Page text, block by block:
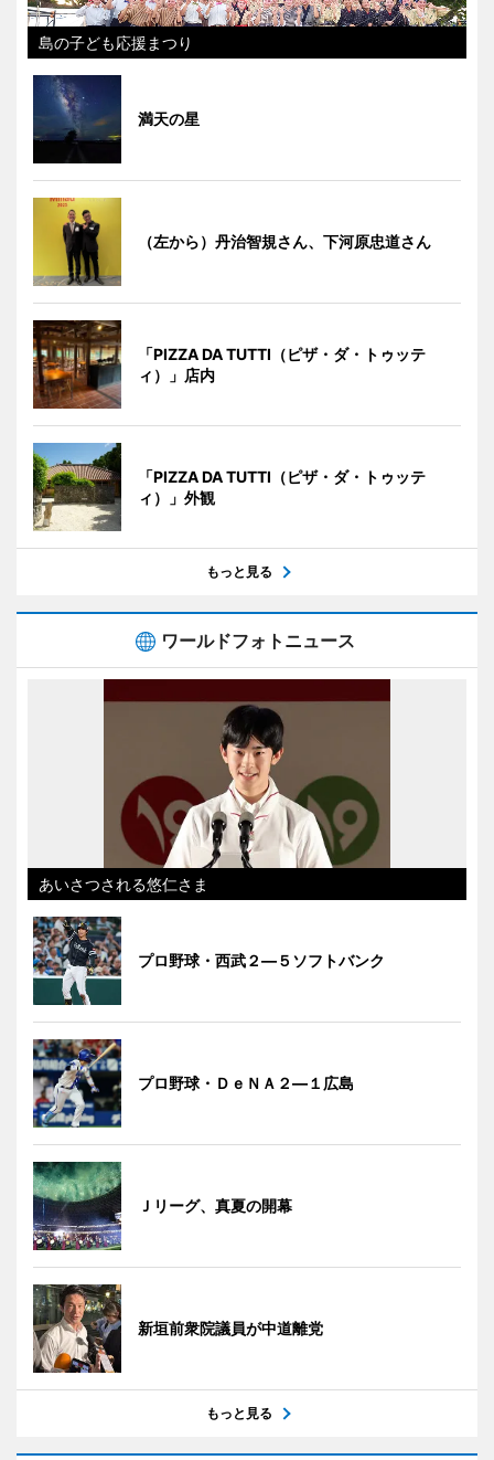
島の子ども応援まつり
満天の星
（左から）丹治智規さん、下河原忠道さん
「PIZZA DA TUTTI（ピザ・ダ・トゥッテ
ィ）」店内
「PIZZA DA TUTTI（ピザ・ダ・トゥッテ
ィ）」外観
もっと見る
ワールドフォトニュース
あいさつされる悠仁さま
プロ野球・西武２―５ソフトバンク
プロ野球・ＤｅＮＡ２―１広島
Ｊリーグ、真夏の開幕
新垣前衆院議員が中道離党
もっと見る